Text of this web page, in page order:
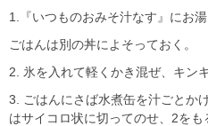
1.『いつものおみそ汁なす』にお湯
ごはんは別の丼によそっておく。
2. 氷を入れて軽くかき混ぜ、キン
3. ごはんにさば水煮缶を汁ごとか
はサイコロ状に切ってのせ、2をも